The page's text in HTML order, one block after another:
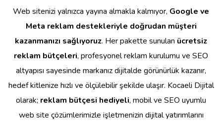
Web sitenizi yalnızca yayına almakla kalmıyor, Google ve
Meta reklam destekleriyle doğrudan müşteri
kazanmanızı sağlıyoruz. Her pakette sunulan ücretsiz
reklam bütçeleri, profesyonel reklam kurulumu ve SEO
altyapısı sayesinde markanız dijitalde görünürlük kazanır,
hedef kitlenize hızlı ve ölçülebilir şekilde ulaşır. Kocaeli Dijital
olarak; reklam bütçesi hediyeli, mobil ve SEO uyumlu
web site çözümlerimizle işletmenizin dijital yatırımlarını